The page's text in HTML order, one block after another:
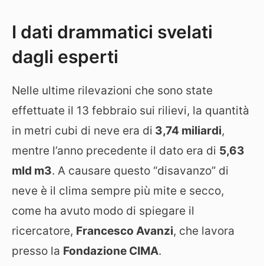
I dati drammatici svelati
dagli esperti
Nelle ultime rilevazioni che sono state
effettuate il 13 febbraio sui rilievi, la quantità
in metri cubi di neve era di 3,74 miliardi,
mentre l’anno precedente il dato era di 5,63
mld m3. A causare questo “disavanzo” di
neve è il clima sempre più mite e secco,
come ha avuto modo di spiegare il
ricercatore, Francesco Avanzi, che lavora
presso la Fondazione CIMA.